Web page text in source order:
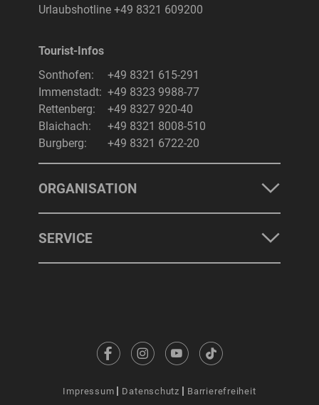
Urlaubshotline +49 8321 609200
Tourist-Infos
Sonthofen:
+49 8321 615-291
Immenstadt: +49 8323 9988-77
Rettenberg:
+49 8327 920-40
Blaichach:
+49 8321 8008-510
Burgberg:
+49 8321 6722-20
ORGANISATION
SERVICE
Impressum Datenschutz Barrierefreiheit